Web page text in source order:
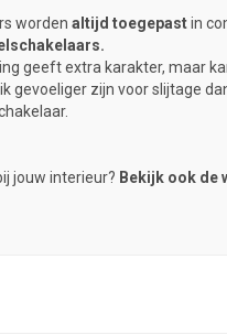
worden altijd toegepastin
geeft extra karakter, maar
gevoeliger zijn voor slijtage
jouw interieur? Bekijk ook de